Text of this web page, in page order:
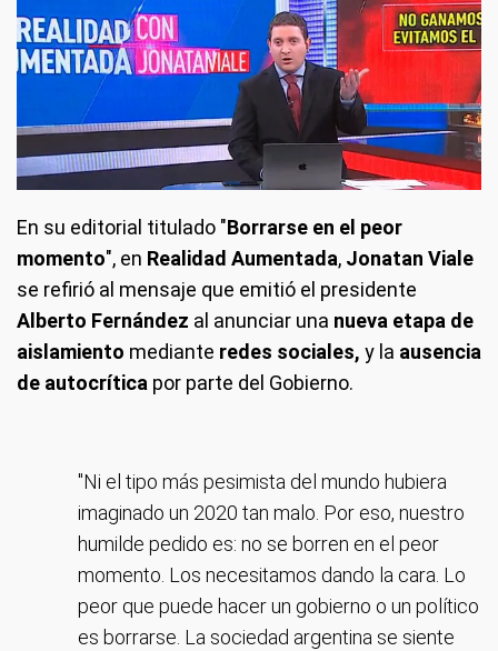
En su editorial titulado "Borrarse en el peor
momento", en Realidad Aumentada, Jonatan Viale
se refirió al mensaje que emitió el presidente
Alberto Fernández al anunciar una nueva etapa de
aislamiento mediante redes sociales, y la ausencia
de autocrítica por parte del Gobierno.
"Ni el tipo más pesimista del mundo hubiera
imaginado un 2020 tan malo. Por eso, nuestro
humilde pedido es: no se borren en el peor
momento. Los necesitamos dando la cara. Lo
peor que puede hacer un gobierno o un político
es borrarse. La sociedad argentina se siente